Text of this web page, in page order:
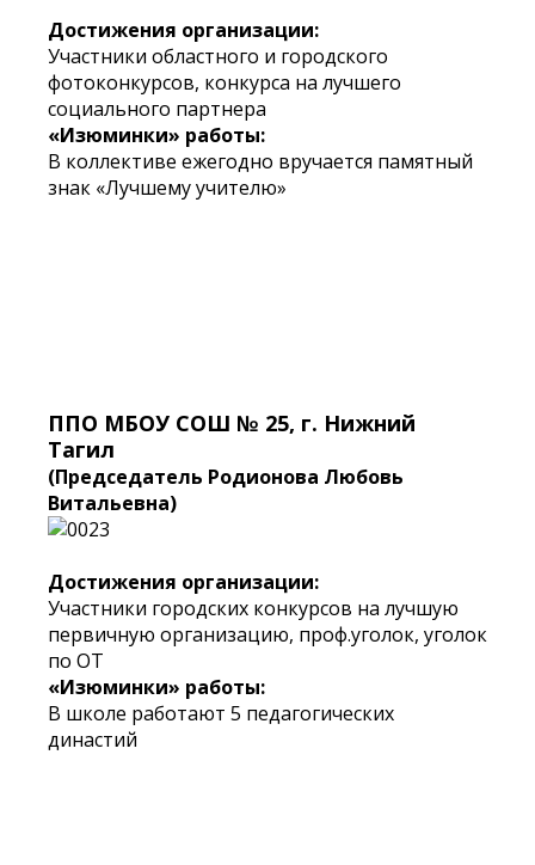
Достижения организации:
Участники областного и городского
фотоконкурсов, конкурса на лучшего
социального партнера
«Изюминки» работы:
В коллективе ежегодно вручается памятный
знак «Лучшему учителю»
ППО МБОУ СОШ № 25, г. Нижний
Тагил
(Председатель Родионова Любовь
Витальевна)
Достижения организации:
Участники городских конкурсов на лучшую
первичную организацию, проф.уголок, уголок
по ОТ
«Изюминки» работы:
В школе работают 5 педагогических
династий